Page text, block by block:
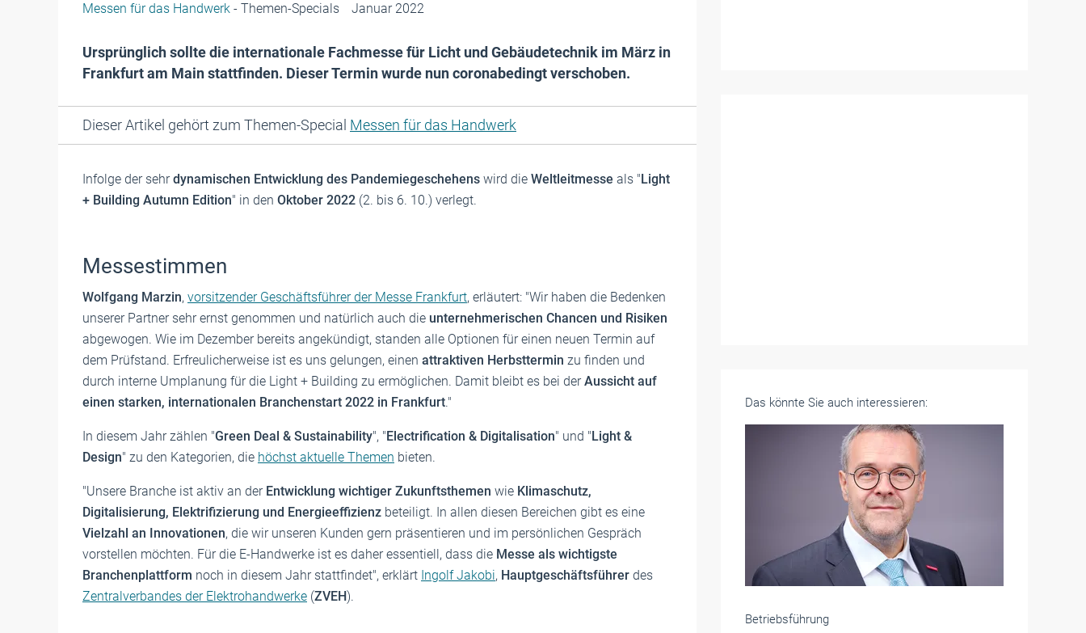
Messen für das Handwerk - Themen-Specials Januar 2022
Ursprünglich sollte die internationale Fachmesse für Licht und Gebäudetechnik im März in
Frankfurt am Main stattfinden. Dieser Termin wurde nun coronabedingt verschoben.
Dieser Artikel gehört zum Themen-Special Messen für das Handwerk
Infolge der sehrdynamischen Entwicklung des Pandemiegeschehens wird die Weltleitmesse als "Light
+ Building Autumn Edition" in den Oktober 2022 (2. bis 6. 10.) verlegt.
Messestimmen
Wolfgang Marzin, vorsitzender Geschäftsführer der Messe Frankfurt, erläutert: "Wir haben die Bedenken
unserer Partner sehr ernst genommen und natürlich auch die unternehmerischen Chancen und Risiken
abgewogen. Wie im Dezember bereits angekündigt, standen alle Optionen für einen neuen Termin auf
dem Prüfstand. Erfreulicherweise ist es uns gelungen, einen attraktiven Herbsttermin zu finden und
durch interne Umplanung für die Light + Building zu ermöglichen. Damit bleibt es bei derAussicht auf
einen starken, internationalen Branchenstart 2022 in Frankfurt."
In diesem Jahr zählen "Green Deal & Sustainability", "Electrification & Digitalisation" und "Light &
Design" zu den Kategorien, die höchst aktuelle Themen bieten.
"Unsere Branche ist aktiv an der Entwicklung wichtiger Zukunftsthemen wie Klimaschutz,
Digitalisierung, Elektrifizierung und Energieeffizienz beteiligt. In allen diesen Bereichen gibt es eine
Vielzahl an Innovationen, die wir unseren Kunden gern präsentieren und im persönlichen Gespräch
vorstellen möchten. Für die E-Handwerke ist es daher essentiell, dass die Messe als wichtigste
Branchenplattform noch in diesem Jahr stattfindet", erklärt Ingolf Jakobi, Hauptgeschäftsführer des
Zentralverbandes der Elektrohandwerke (ZVEH).
Das könnte Sie auch interessieren:
Handwerkspolitik